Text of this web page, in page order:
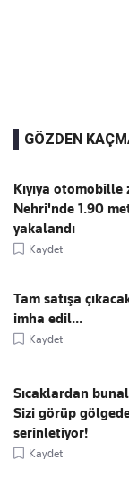
GÖZDEN
Kıyıya
Nehri'nde 1.90
yakalandı
Kaydet
Tam satışa
imha edil...
Kaydet
Sıcaklardan
Sizi görüp
serinletiyor!
Kaydet